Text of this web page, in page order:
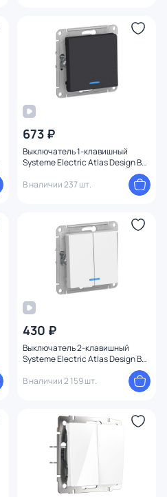
673 ₽
Выключатель 1-клавишный
Systeme Electric Atlas Design BD-
В наличии 237 шт.
430 ₽
Выключатель 2-клавишный
Systeme Electric Atlas Design BD-
В наличии 2 159 шт.